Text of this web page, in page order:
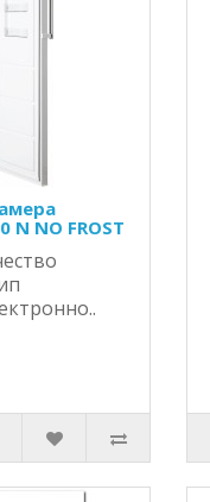
N NO FROST